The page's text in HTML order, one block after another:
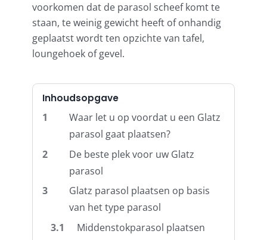
Verlichting
Glatz Vita Collectie
Glatz parasoldoeken
Glatz stofstalen collectie Sampleboeken
Umbrosa en Paraflex parasoldoeken
Onze merken
voorkomen dat de parasol scheef komt te
staan, te weinig gewicht heeft of onhandig
geplaatst wordt ten opzichte van tafel,
loungehoek of gevel.
Inhoudsopgave
1
Waar let u op voordat u een Glatz
parasol gaat plaatsen?
2
De beste plek voor uw Glatz
parasol
3
Glatz parasol plaatsen op basis
van het type parasol
3.1
Middenstokparasol plaatsen